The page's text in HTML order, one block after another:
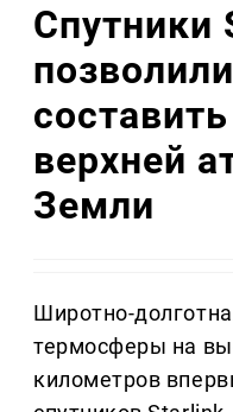
Спутники
верхней
Земли
Широтно-
термосферы на
километров